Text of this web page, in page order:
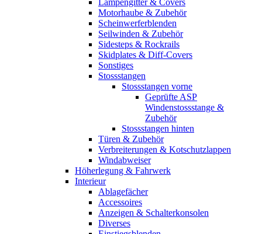
Motorhaube & Zubehör
Scheinwerferblenden
Seilwinden & Zubehör
Sidesteps & Rockrails
Skidplates & Diff-Covers
Sonstiges
Stossstangen
Stossstangen vorne
Geprüfte ASP
Windenstossstange &
Zubehör
Stossstangen hinten
Türen & Zubehör
Verbreiterungen & Kotschutzlappen
Windabweiser
Höherlegung & Fahrwerk
Interieur
Ablagefächer
Accessoires
Anzeigen & Schalterkonsolen
Diverses